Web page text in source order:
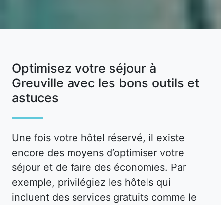
Optimisez votre séjour à
Greuville avec les bons outils et
astuces
Une fois votre hôtel réservé, il existe
encore des moyens d’optimiser votre
séjour et de faire des économies. Par
exemple, privilégiez les hôtels qui
incluent des services gratuits comme le